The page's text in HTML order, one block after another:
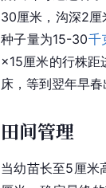
30厘米，沟深2厘
种子量为15-30千
×15厘米的行株
床，等到翌年早春
田间管理
当幼苗长至5厘米